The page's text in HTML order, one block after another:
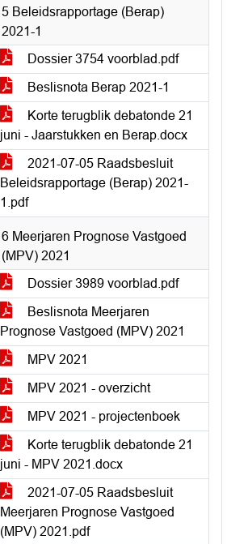
5 Beleidsrapportage (Berap)
2021-1
Dossier 3754 voorblad.pdf
Beslisnota Berap 2021-1
Korte terugblik debatonde 21
juni - Jaarstukken en Berap.docx
2021-07-05 Raadsbesluit
Beleidsrapportage (Berap) 2021-
1.pdf
6 Meerjaren Prognose Vastgoed
(MPV) 2021
Dossier 3989 voorblad.pdf
Beslisnota Meerjaren
Prognose Vastgoed (MPV) 2021
MPV 2021
MPV 2021 - overzicht
MPV 2021 - projectenboek
Korte terugblik debatonde 21
juni - MPV 2021.docx
2021-07-05 Raadsbesluit
Meerjaren Prognose Vastgoed
(MPV) 2021.pdf